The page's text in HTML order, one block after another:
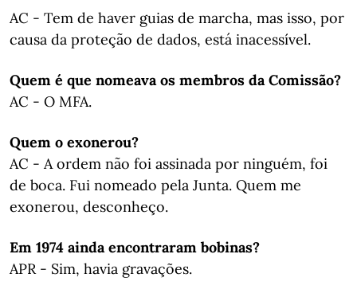
AC - Tem de haver guias de marcha, mas isso, por
causa da proteção de dados, está inacessível.
Quem é que nomeava os membros da Comissão?
AC - O MFA.
Quem o exonerou?
AC - A ordem não foi assinada por ninguém, foi
de boca. Fui nomeado pela Junta. Quem me
exonerou, desconheço.
Em 1974 ainda encontraram bobinas?
APR - Sim, havia gravações.